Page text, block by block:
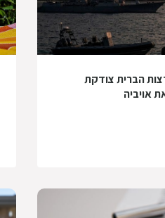
הברית צודקת
אויביה